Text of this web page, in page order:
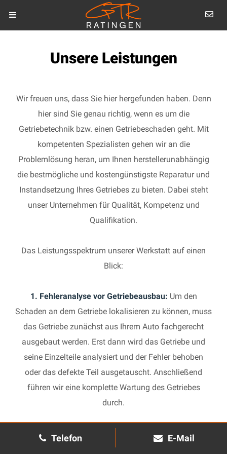
Telefon E-Mail
Unsere Leistungen
Wir freuen uns, dass Sie hier hergefunden haben. Denn
hier sind Sie genau richtig, wenn es um die
Getriebetechnik bzw. einen Getriebeschaden geht. Mit
kompetenten Spezialisten gehen wir an die
Problemlösung heran, um Ihnen herstellerunabhängig
die bestmögliche und kostengünstigste Reparatur und
Instandsetzung Ihres Getriebes zu bieten. Dabei steht
unser Unternehmen für Qualität, Kompetenz und
Qualifikation.
Das Leistungsspektrum unserer Werkstatt auf einen
Blick:
1. Fehleranalyse vor Getriebeausbau: Um den
Schaden an dem Getriebe lokalisieren zu können, muss
das Getriebe zunächst aus Ihrem Auto fachgerecht
ausgebaut werden. Erst dann wird das Getriebe und
seine Einzelteile analysiert und der Fehler behoben
oder das defekte Teil ausgetauscht. Anschließend
führen wir eine komplette Wartung des Getriebes
durch.
2. Manuelles Getriebe:
Die Reparatur eines komplexen
Schaltgetriebes ist äußerst aufwendig und benötigt